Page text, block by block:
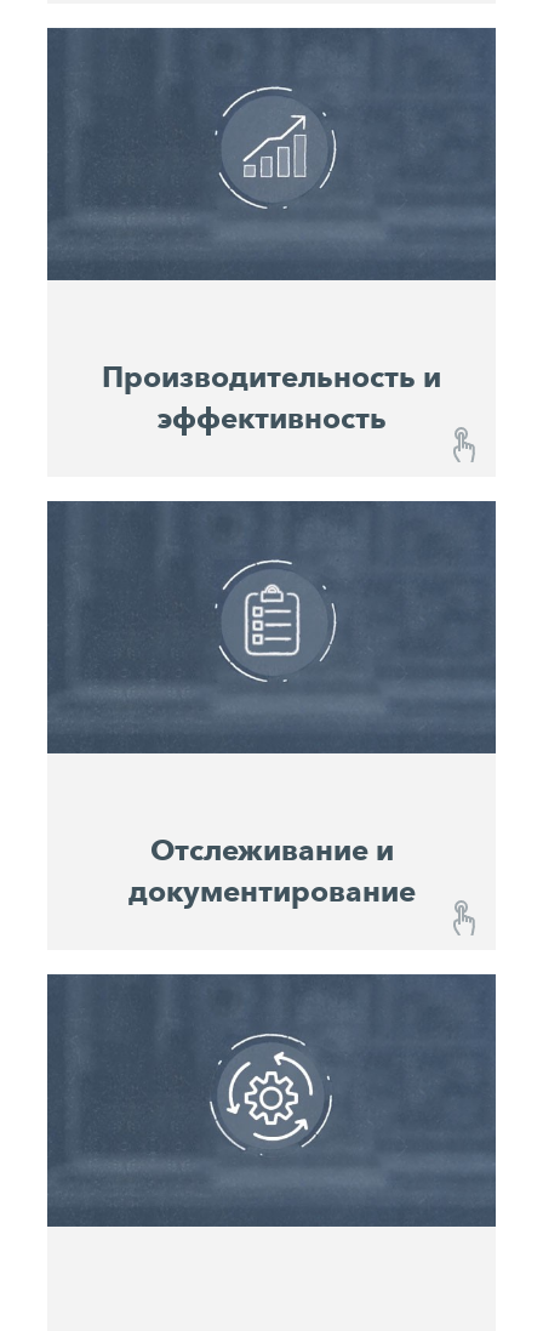
С John Deere Operations Center™ вы всегда
будете в курсе состояния каждой из ваших
Интегрированные графики
технического обслуживания
позволяют с
легкостью планировать интервалы
обслуживания. Это повышает
эксплуатационную готовность машин и их
надежность.
Производительность и
эффективность
Используя мониторинг производительности
(Performance Monitoring), можно постоянно
отслеживать прогресс строительства и
прогнозировать расход материалов. Значимые
параметры производительности помогают
диспетчерам оптимизировать использование
машин и их производительность. Они также
служат сравнительными значениями для
Отслеживание и
документирование
John Deere Operations Center™ показывает
вам местоположение, включая историю
местоположений каждой машины, и
посредством мобильного устройства
направляет вас к вашей машине на
строительной площадке. Постоянное
документирование местоположения и статуса
машин позволяет последовательно